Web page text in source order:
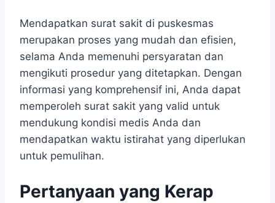
Mendapatkan surat sakit di puskesmas
merupakan proses yang mudah dan efisien,
selama Anda memenuhi persyaratan dan
mengikuti prosedur yang ditetapkan. Dengan
informasi yang komprehensif ini, Anda dapat
memperoleh surat sakit yang valid untuk
mendukung kondisi medis Anda dan
mendapatkan waktu istirahat yang diperlukan
untuk pemulihan.
Pertanyaan yang Kerap